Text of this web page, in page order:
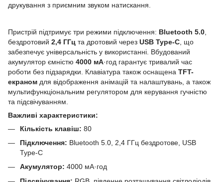
друкування з приємним звуком натискання.
Пристрій підтримує три режими підключення: Bluetooth 5.0
бездротовий 2,4 ГГц та дротовий через USB Type-C , що
забезпечує універсальність у використанні. Вбудований
акумулятор ємністю 4000 мА·год гарантує тривалий час
роботи без підзарядки. Клавіатура також оснащена TFT-
екраном для відображення анімацій та налаштувань, а також
мультифункціональним регулятором для керування гучністю
та підсвічуванням.
Важливі характеристики:
Кількість клавіш: 80
Підключення: Bluetooth 5.0, 2,4 ГГц бездротове, USB
Type-C
Акумулятор: 4000 мА·год